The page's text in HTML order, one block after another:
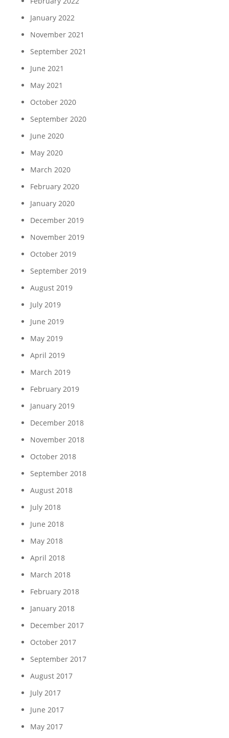
January 2022
November 2021
September 2021
June 2021
May 2021
October 2020
September 2020
June 2020
May 2020
March 2020
February 2020
January 2020
December 2019
November 2019
October 2019
September 2019
August 2019
July 2019
June 2019
May 2019
April 2019
March 2019
February 2019
January 2019
December 2018
November 2018
October 2018
September 2018
August 2018
July 2018
June 2018
May 2018
April 2018
March 2018
February 2018
January 2018
December 2017
October 2017
September 2017
August 2017
July 2017
June 2017
May 2017